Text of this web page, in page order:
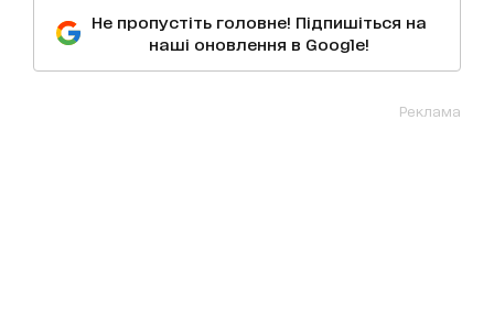
Не пропустіть головне! Підпишіться на
наші оновлення в Google!
Реклама